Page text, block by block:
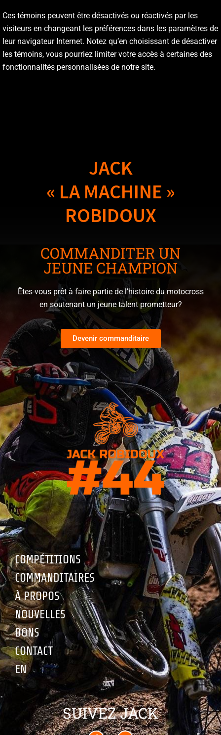
Ces témoins peuvent être désactivés ou réactivés par les
visiteurs en changeant les préférences dans les paramètres de
leur navigateur Internet. Notez qu’en choisissant de désactiver
les témoins, vous pourriez limiter votre accès à certaines des
fonctionnalités personnalisées de notre site.
JACK
« LA MACHINE »
ROBIDOUX
COMMANDITER UN
JEUNE CHAMPION
Êtes-vous prêt à faire partie de l’histoire du motocross
en soutenant un jeune talent prometteur?
Devenir commanditaire
COMPÉTITIONS
COMMANDITAIRES
À PROPOS
NOUVELLES
DONS
CONTACT
EN
SUIVEZ JACK